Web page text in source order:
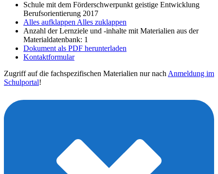
Schule mit dem Förderschwerpunkt geistige Entwicklung
Berufsorientierung 2017
Alles aufklappen Alles zuklappen
Anzahl der Lernziele und -inhalte mit Materialien aus der
Materialdatenbank: 1
Dokument als PDF herunterladen
Kontaktformular
Zugriff auf die fachspezifischen Materialien nur nach Anmeldung im
Schulportal!